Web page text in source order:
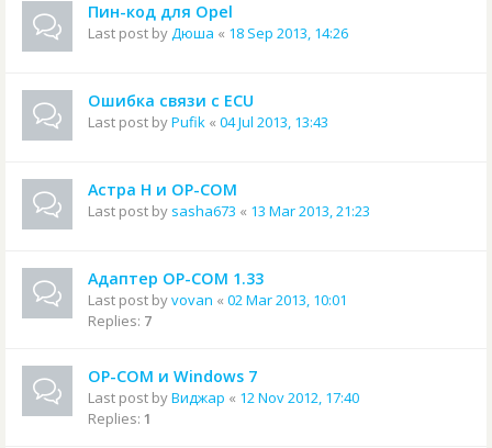
Пин-код для Opel
Last post byДюша « 18 Sep 2013, 14:26
Ошибка связи с ECU
Last post byPufik « 04 Jul 2013, 13:43
Астра Н и OP-COM
Last post by sasha673 « 13 Mar 2013, 21:23
Адаптер OP-COM 1.33
Last post byvovan « 02 Mar 2013, 10:01
Replies: 7
OP-COM и Windows 7
Last post byВиджар « 12 Nov 2012, 17:40
Replies: 1